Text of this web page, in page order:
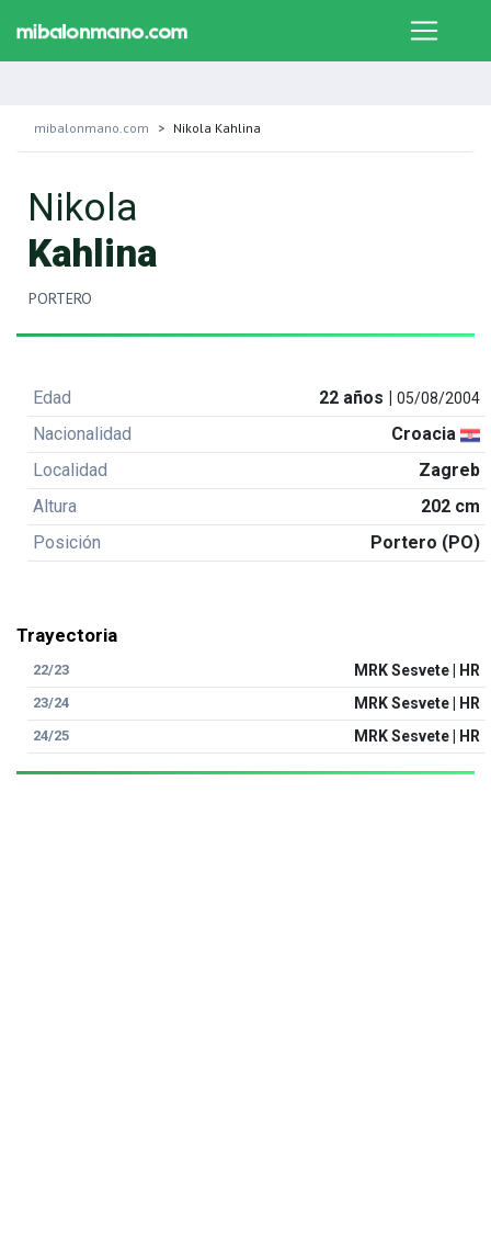
mibalonmano.com Nikola Kahlina
Nikola
Kahlina
PORTERO
Edad 22 años |05/08/2004
Nacionalidad
Croacia
Localidad
Zagreb
Altura
202 cm
Posición
Portero (PO)
Trayectoria
22/23 MRK Sesvete | HR
23/24 MRK Sesvete | HR
24/25 MRK Sesvete | HR